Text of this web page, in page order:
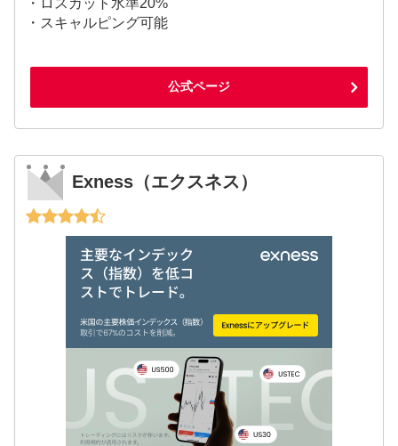
・スキャルピング可能
公式ページ
Exness（エクスネス）